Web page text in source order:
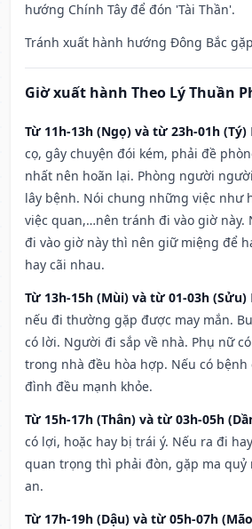
hướng Chính Tây để đón 'Tài Thần'.
Tránh xuất hành hướng Đông Bắc
Giờ xuất hành Theo Lý Thuần
Từ 11h-13h (Ngọ) và từ 23h-01h (Tý)
cọ, gây chuyện đói kém, phải đề
nhất nên hoãn lại. Phòng người
lây bệnh. Nói chung những việc như
việc quan,…nên tránh đi vào giờ này.
đi vào giờ này thì nên giữ miệng để
hay cãi nhau.
Từ 13h-15h (Mùi) và từ 01-03h (Sửu)
nếu đi thường gặp được may mắn.
có lời. Người đi sắp về nhà. Phụ nữ
trong nhà đều hòa hợp. Nếu có bệnh
đình đều mạnh khỏe.
Từ 15h-17h (Thân) và từ 03h-05h
có lợi, hoặc hay bị trái ý. Nếu ra đi
quan trọng thì phải đòn, gặp ma
an.
Từ 17h-19h (Dậu) và từ 05h-07h